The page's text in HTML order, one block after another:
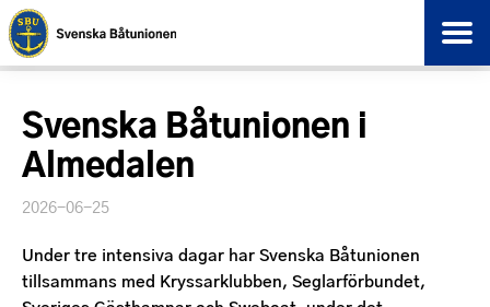
Svenska Båtunionen i
Almedalen
2026-06-25
Under tre intensiva dagar har Svenska Båtunionen
tillsammans med Kryssarklubben, Seglarförbundet,